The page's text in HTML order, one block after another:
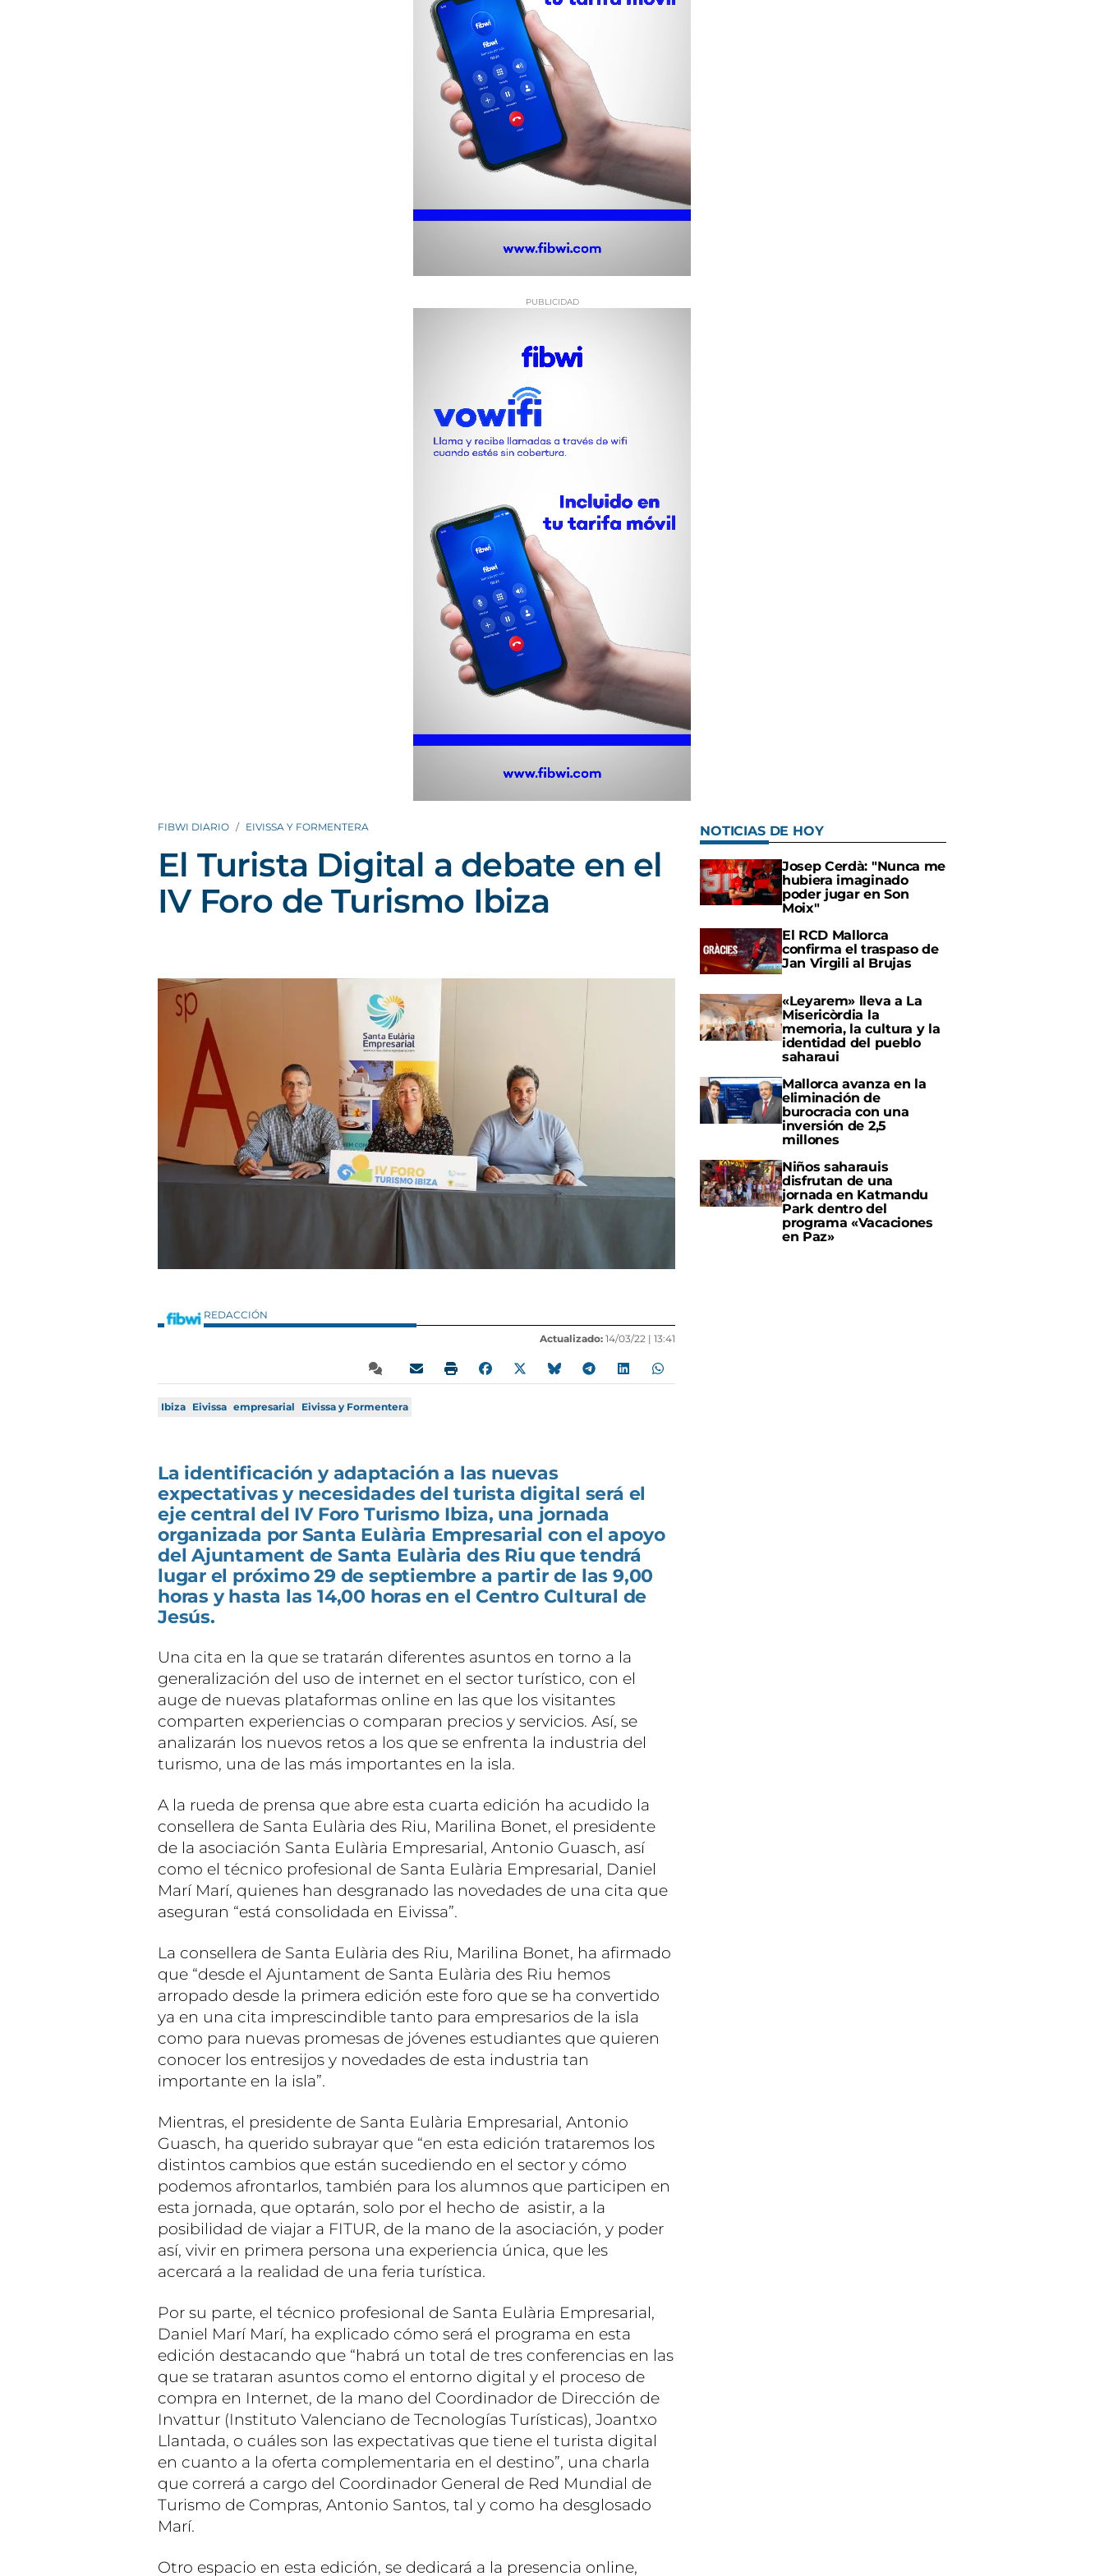
FIBWI DIARIO EIVISSA Y FORMENTERA
El Turista Digital a debate en el
IV Foro de Turismo Ibiza
REDACCIÓN
Actualizado: 14/03/22 | 13:41
Ibiza Eivissa empresarial Eivissa y Formentera
La identificación y adaptación a las nuevas
expectativas y necesidades del turista digital será el
eje central del IV Foro Turismo Ibiza, una jornada
organizada por Santa Eulària Empresarial con el apoyo
del Ajuntament de Santa Eulària des Riu que tendrá
lugar el próximo 29 de septiembre a partir de las 9,00
horas y hasta las 14,00 horas en el Centro Cultural de
Jesús.
Una cita en la que se tratarán diferentes asuntos en torno a la
generalización del uso de internet en el sector turístico, con el
auge de nuevas plataformas online en las que los visitantes
comparten experiencias o comparan precios y servicios. Así, se
analizarán los nuevos retos a los que se enfrenta la industria del
turismo, una de las más importantes en la isla.
A la rueda de prensa que abre esta cuarta edición ha acudido la
consellera de Santa Eulària des Riu, Marilina Bonet, el presidente
de la asociación Santa Eulària Empresarial, Antonio Guasch, así
como el técnico profesional de Santa Eulària Empresarial, Daniel
Marí Marí, quienes han desgranado las novedades de una cita que
aseguran “está consolidada en Eivissa”.
La consellera de Santa Eulària des Riu, Marilina Bonet, ha afirmado
que “desde el Ajuntament de Santa Eulària des Riu hemos
arropado desde la primera edición este foro que se ha convertido
ya en una cita imprescindible tanto para empresarios de la isla
como para nuevas promesas de jóvenes estudiantes que quieren
conocer los entresijos y novedades de esta industria tan
importante en la isla”.
Mientras, el presidente de Santa Eulària Empresarial, Antonio
Guasch, ha querido subrayar que “en esta edición trataremos los
distintos cambios que están sucediendo en el sector y cómo
podemos afrontarlos, también para los alumnos que participen en
esta jornada, que optarán, solo por el hecho de asistir, a la
posibilidad de viajar a FITUR, de la mano de la asociación, y poder
así, vivir en primera persona una experiencia única, que les
acercará a la realidad de una feria turística.
Por su parte, el técnico profesional de Santa Eulària Empresarial,
Daniel Marí Marí, ha explicado cómo será el programa en esta
edición destacando que “habrá un total de tres conferencias en las
que se trataran asuntos como el entorno digital y el proceso de
compra en Internet, de la mano del Coordinador de Dirección de
Invattur (Instituto Valenciano de Tecnologías Turísticas), Joantxo
Llantada, o cuáles son las expectativas que tiene el turista digital
en cuanto a la oferta complementaria en el destino”, una charla
que correrá a cargo del Coordinador General de Red Mundial de
Turismo de Compras, Antonio Santos, tal y como ha desglosado
Marí.
Otro espacio en esta edición, se dedicará a la presencia online,
NOTICIAS DE HOY
Josep Cerdà: "Nunca me
hubiera imaginado
poder jugar en Son
Moix"
El RCD Mallorca
confirma el traspaso de
Jan Virgili al Brujas
«Leyarem» lleva a La
Misericòrdia la
memoria, la cultura y la
identidad del pueblo
saharaui
Mallorca avanza en la
eliminación de
burocracia con una
inversión de 2,5
millones
Niños saharauis
disfrutan de una
jornada en Katmandu
Park dentro del
programa «Vacaciones
en Paz»